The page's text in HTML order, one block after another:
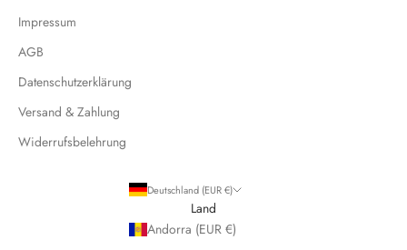
Impressum
AGB
Datenschutzerklärung
Versand & Zahlung
Widerrufsbelehrung
Deutschland (EUR €)
Land
Andorra (EUR €)